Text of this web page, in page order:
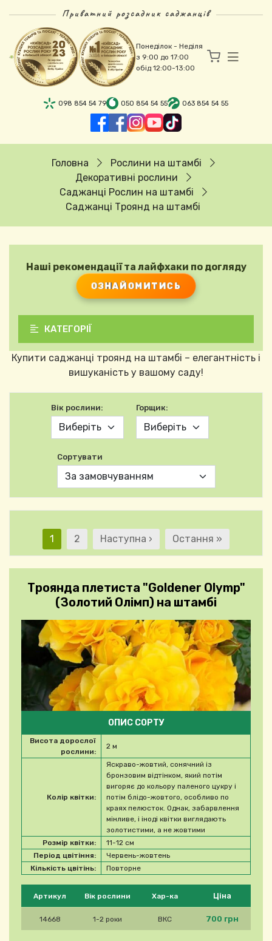
Приватний розсадник саджанців
Понеділок - Неділя
з 9:00 до 17:00
обід 12:00-13:00
098 854 54 79 050 854 54 55 063 854 54 55
Рядок навіґації
Головна
Рослини на штамбі
Декоративні рослини
Саджанці Рослин на штамбі
Саджанці Троянд на штамбі
Наші рекомендації та лайфхаки по догляду
ОЗНАЙОМИТИСЬ
КАТЕГОРІЇ
Купити саджанці троянд на штамбі – елегантність і
вишуканість у вашому саду!
Вік рослини: Горщик:
Сортувати
Розбивка на
Поточна сторінка
1 Сторінка
2 Наступна сторінка
Наступна › Остання сторінка
Остання »
Троянда плетиста "Goldener Olymp"
(Золотий Олімп) на штамбі
Будь ласка, виберіть продукт
Артикул Вік рослини Хар-ка Ціна
14668 1-2 роки ВКС 700 грн
ОПИС СОРТУ
Висота дорослої
рослини:
2 м
Колір квітки:
Яскраво-жовтий, сонячний із
бронзовим відтінком, який потім
вигоряє до кольору паленого цукру і
потім блідо-жовтого, особливо по
краях пелюсток. Однак, забарвлення
мінливе, і іноді квітки виглядають
золотистими, а не жовтими
Розмір квітки:
11-12 см
Період цвітіння:
Червень-жовтень
Кількість цвітінь:
Повторне